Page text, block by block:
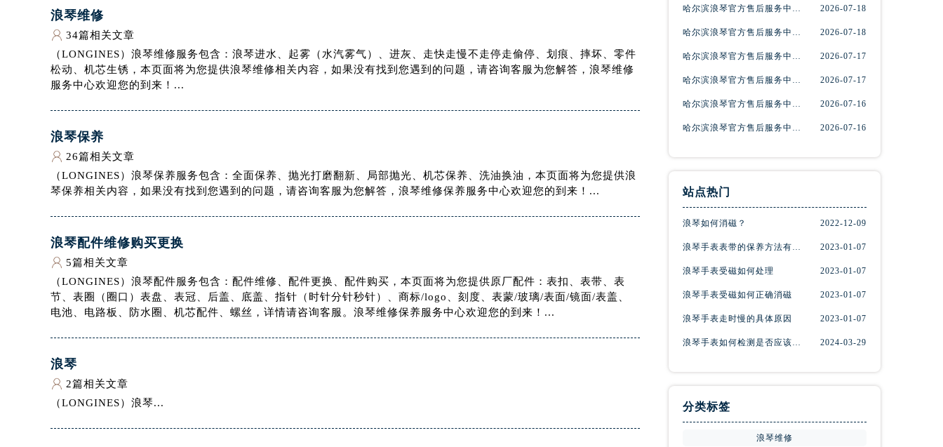
浪琴维修
34篇相关文章
（LONGINES）浪琴维修服务包含：浪琴进水、起雾（水汽雾气）、进灰、走快走慢不走停走偷停、划痕、摔坏、零件
松动、机芯生锈，本页面将为您提供浪琴维修相关内容，如果没有找到您遇到的问题，请咨询客服为您解答，浪琴维修
服务中心欢迎您的到来！...
浪琴保养
26篇相关文章
（LONGINES）浪琴保养服务包含：全面保养、抛光打磨翻新、局部抛光、机芯保养、洗油换油，本页面将为您提供浪
琴保养相关内容，如果没有找到您遇到的问题，请咨询客服为您解答，浪琴维修保养服务中心欢迎您的到来！...
浪琴配件维修购买更换
5篇相关文章
（LONGINES）浪琴配件服务包含：配件维修、配件更换、配件购买，本页面将为您提供原厂配件：表扣、表带、表
节、表圈（圈口）表盘、表冠、后盖、底盖、指针（时针分针秒针）、商标/logo、刻度、表蒙/玻璃/表面/镜面/表盖、
电池、电路板、防水圈、机芯配件、螺丝，详情请咨询客服。浪琴维修保养服务中心欢迎您的到来！...
浪琴
2篇相关文章
（LONGINES）浪琴...
哈尔滨浪琴官方售后服务中心｜最新地址及官方售后热线权威信息公示（2026年7月最新） 2026-07-18
哈尔滨浪琴官方售后服务中心｜最新电话和官方售后热线权威信息公示（2026年7月最新） 2026-07-18
哈尔滨浪琴官方售后服务中心｜地址与客户服务热线权威信息公示（2026年7月最新） 2026-07-17
哈尔滨浪琴官方售后服务中心｜全新维修地址和官方电话权威信息公示（2026年7月最新） 2026-07-17
哈尔滨浪琴官方售后服务中心｜详细地址与官方电话权威信息公示（2026年7月最新） 2026-07-16
哈尔滨浪琴官方售后服务中心｜完整维修地址与售后热线权威信息公示（2026年7月最新） 2026-07-16
站点热门
浪琴如何消磁？ 2022-12-09
浪琴手表表带的保养方法有哪些？ 2023-01-07
浪琴手表受磁如何处理 2023-01-07
浪琴手表受磁如何正确消磁 2023-01-07
浪琴手表走时慢的具体原因 2023-01-07
浪琴手表如何检测是否应该消磁？ 2024-03-29
分类标签
浪琴维修